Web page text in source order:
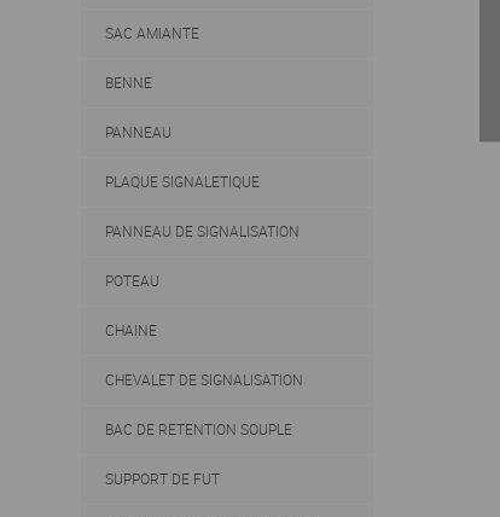
SAC AMIANTE
BENNE
PANNEAU
PLAQUE SIGNALETIQUE
PANNEAU DE SIGNALISATION
POTEAU
CHAINE
CHEVALET DE SIGNALISATION
BAC DE RETENTION SOUPLE
SUPPORT DE FUT